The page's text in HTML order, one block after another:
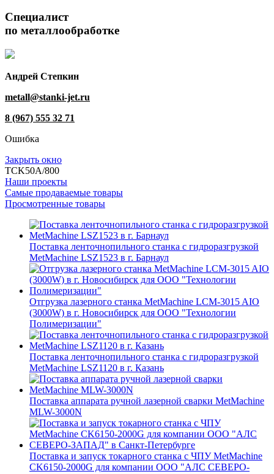
Специалист
по металлообработке
Андрей Степкин
metall@stanki-jet.ru
8 (967) 555 32 71
Ошибка
Закрыть окно
TCK50A/800
Наши проекты
Самые продаваемые товары
Просмотренные товары
Поставка ленточнопильного станка c гидроразгрузкой
MetMachine LSZ1523 в г. Барнаул
Отгрузка лазерного станка MetMachine LCM-3015 AIO
(3000W) в г. Новосибирск для ООО "Технологии
Полимеризации"
Поставка ленточнопильного станка c гидроразгрузкой
MetMachine LSZ1120 в г. Казань
Поставка аппарата ручной лазерной сварки MetMachine
MLW-3000N
Поставка и запуск токарного станка с ЧПУ MetMachine
CK6150-2000G для компании ООО "АЛС СЕВЕРО-